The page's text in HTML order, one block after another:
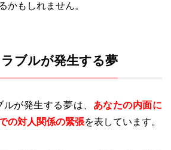
かもしれません。
ブルが発生する夢
が発生する夢は、 あなたの内面に
の対人関係の緊張を表しています。